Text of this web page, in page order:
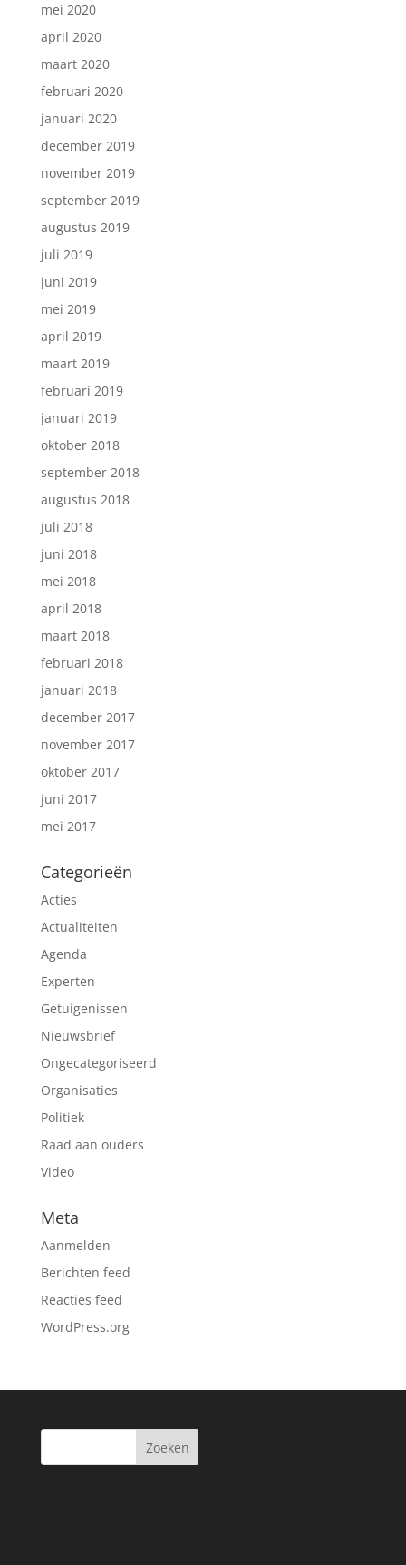
mei 2020
april 2020
maart 2020
februari 2020
januari 2020
december 2019
november 2019
september 2019
augustus 2019
juli 2019
juni 2019
mei 2019
april 2019
maart 2019
februari 2019
januari 2019
oktober 2018
september 2018
augustus 2018
juli 2018
juni 2018
mei 2018
april 2018
maart 2018
februari 2018
januari 2018
december 2017
november 2017
oktober 2017
juni 2017
mei 2017
Categorieën
Acties
Actualiteiten
Agenda
Experten
Getuigenissen
Nieuwsbrief
Ongecategoriseerd
Organisaties
Politiek
Raad aan ouders
Video
Meta
Aanmelden
Berichten feed
Reacties feed
WordPress.org